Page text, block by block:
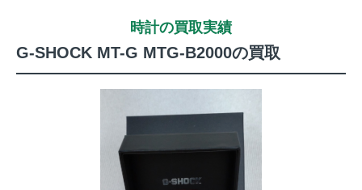
時計の買取実績
G-SHOCK MT-G MTG-B2000の買取